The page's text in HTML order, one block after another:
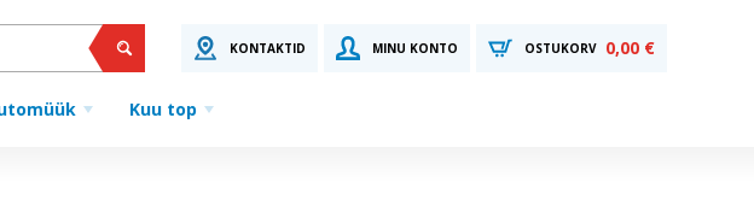
KONTAKTID MINU KONTO OSTUKORV 0,00 €
Kuu top